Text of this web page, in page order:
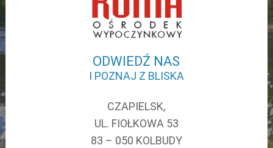
GALERIA ZDJĘĆ
INFORMACJE PRAWNE
ODWIEDŹ NAS
I POZNAJ Z BLISKA
CZAPIELSK,
UL. FIOŁKOWA 53
83 – 050 KOLBUDY